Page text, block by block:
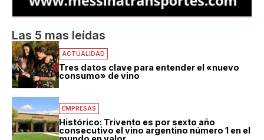
Las 5 mas leídas
ACTUALIDAD
Tres datos clave para entender el «nuevo
consumo» de vino
EMPRESAS
Histórico: Trivento es por sexto año
consecutivo el vino argentino número 1 en el